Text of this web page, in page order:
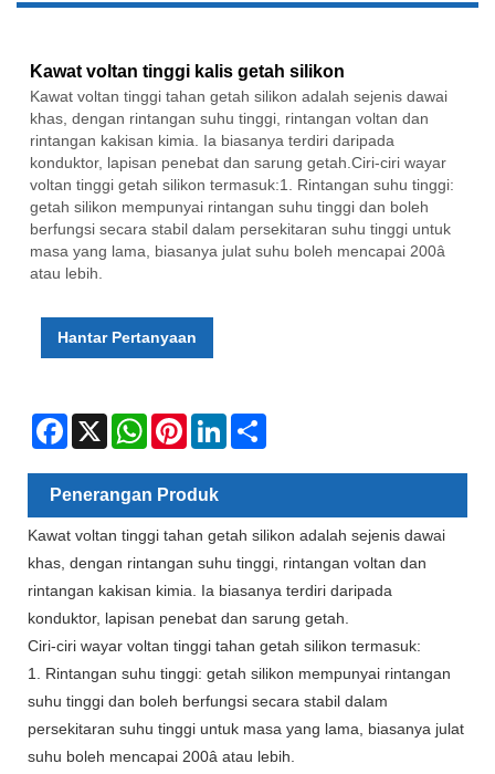
Kawat voltan tinggi kalis getah silikon
Kawat voltan tinggi tahan getah silikon adalah sejenis dawai
khas, dengan rintangan suhu tinggi, rintangan voltan dan
rintangan kakisan kimia. Ia biasanya terdiri daripada
konduktor, lapisan penebat dan sarung getah.Ciri-ciri wayar
voltan tinggi getah silikon termasuk:1. Rintangan suhu tinggi:
getah silikon mempunyai rintangan suhu tinggi dan boleh
berfungsi secara stabil dalam persekitaran suhu tinggi untuk
masa yang lama, biasanya julat suhu boleh mencapai 200â
atau lebih.
Hantar Pertanyaan
Facebook
X WhatsAppPinterestLinkedIn
Penerangan Produk
Kawat voltan tinggi tahan getah silikon adalah sejenis dawai
khas, dengan rintangan suhu tinggi, rintangan voltan dan
rintangan kakisan kimia. Ia biasanya terdiri daripada
konduktor, lapisan penebat dan sarung getah.
Ciri-ciri wayar voltan tinggi tahan getah silikon termasuk:
1. Rintangan suhu tinggi: getah silikon mempunyai rintangan
suhu tinggi dan boleh berfungsi secara stabil dalam
persekitaran suhu tinggi untuk masa yang lama, biasanya julat
suhu boleh mencapai 200â atau lebih.